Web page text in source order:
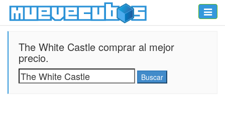
Toggle
The White Castle comprar al mejor
precio.